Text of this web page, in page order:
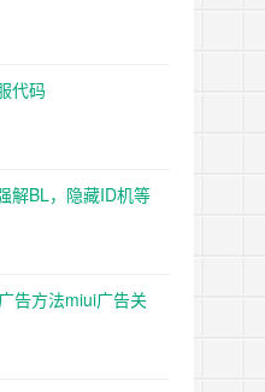
代码
解BL，隐藏ID机等
告方法miui广告关